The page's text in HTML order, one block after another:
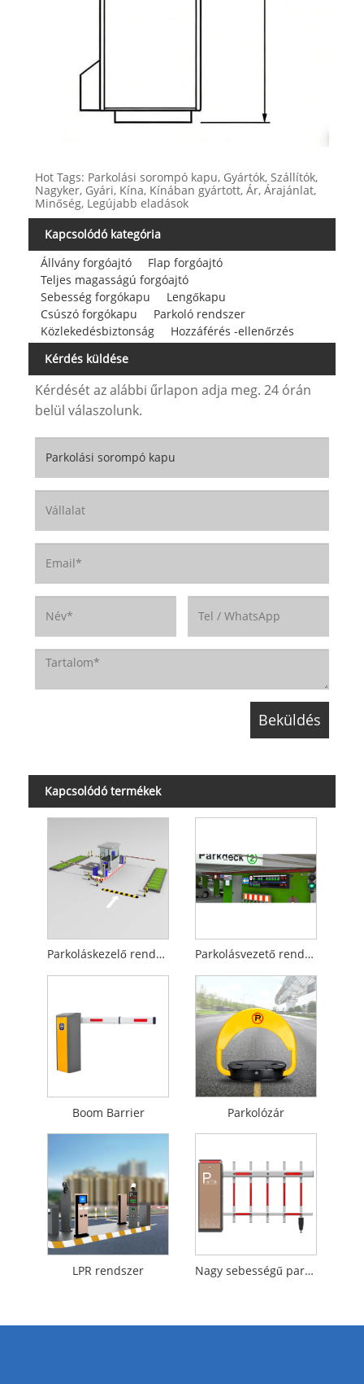
Hot Tags: Parkolási sorompó kapu, Gyártók, Szállítók,
Nagyker, Gyári, Kína, Kínában gyártott, Ár, Árajánlat,
Minőség, Legújabb eladások
Kapcsolódó kategória
Állvány forgóajtó
Flap forgóajtó
Teljes magasságú forgóajtó
Sebesség forgókapu
Lengőkapu
Csúszó forgókapu
Parkoló rendszer
Közlekedésbiztonság
Hozzáférés -ellenőrzés
Kérdés küldése
Kérdését az alábbi űrlapon adja meg. 24 órán
belül válaszolunk.
Kapcsolódó termékek
Parkoláskezelő rendszer Parkolásvezető rendszer
Boom Barrier Parkolózár
LPR rendszer Nagy sebességű parkolási akadály